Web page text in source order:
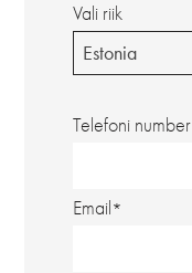
Vali riik
Estonia
Telefoni number
Email